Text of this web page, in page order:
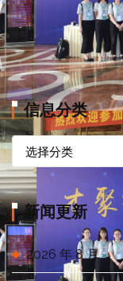
信息分类
信
息
分
类新闻更新
2026 年 8 月